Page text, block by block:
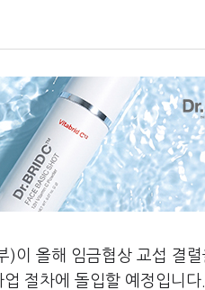
)이 올해 임금협상 교섭 결
절차에 돌입할 예정입니다